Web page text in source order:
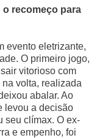
o recomeço para
evento eletrizante,
O primeiro jogo,
vitorioso com
volta, realizada
abalar. Ao
levou a decisão
seu clímax. O ex-
e empenho, foi